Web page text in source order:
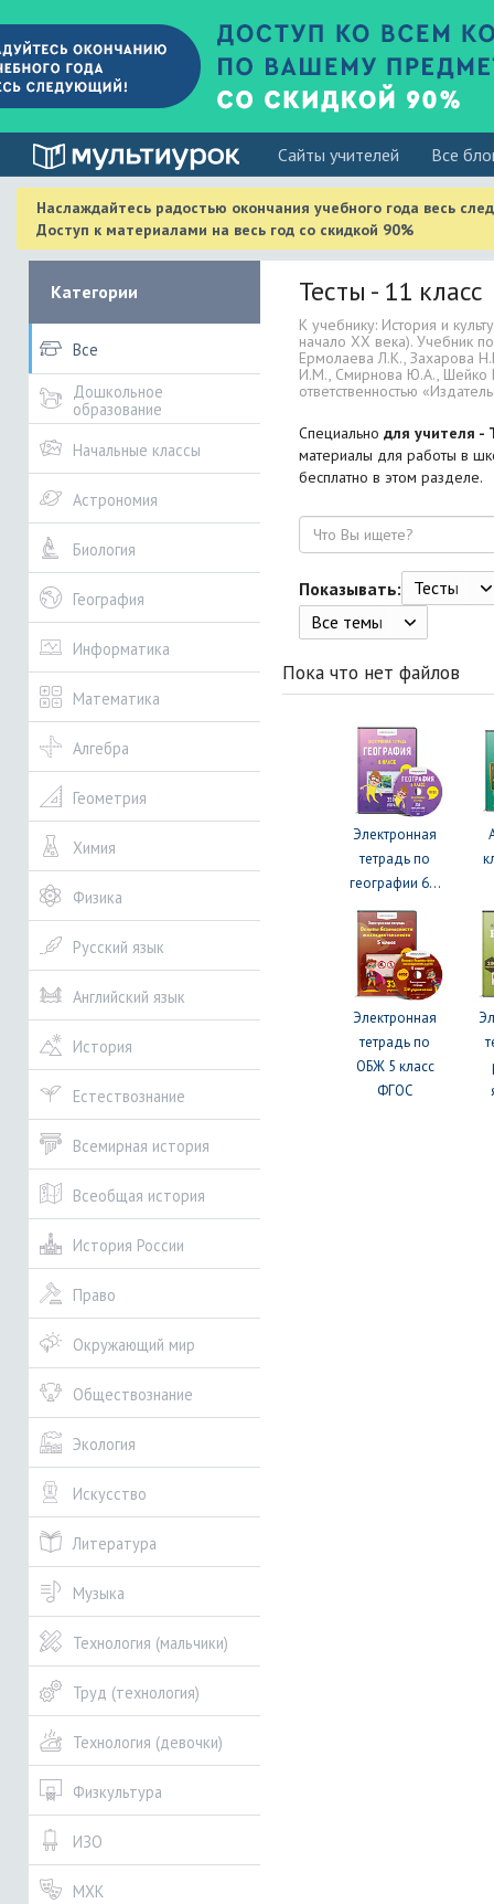
Cайты учителей Все
Наслаждайтесь радостью окончания учебного года весь
Доступ к материалами на весь год со скидкой 90%
Категории
Все
Дошкольное
образование
Начальные классы
Астрономия
Биология
География
Информатика
Математика
Алгебра
Геометрия
Химия
Физика
Русский язык
Английский язык
История
Естествознание
Всемирная история
Всеобщая история
История России
Право
Окружающий мир
Обществознание
Экология
Искусство
Литература
Музыка
Технология (мальчики)
Труд (технология)
Технология (девочки)
Физкультура
ИЗО
МХК
Тесты - 11 класс
К учебнику: История и
начало XX века). Учебник
Ермолаева Л.К., Захарова
И.М., Смирнова Ю.А., Шейко
ответственностью
Специально для учителя -
материалы для работы в
бесплатно в этом разделе.
Поиск
Показывать:
Тесты
Все темы
Пока что нет файлов
Электронная
тетрадь по
географии 6...
Электронная
тетрадь по
ОБЖ 5 класс
ФГОС